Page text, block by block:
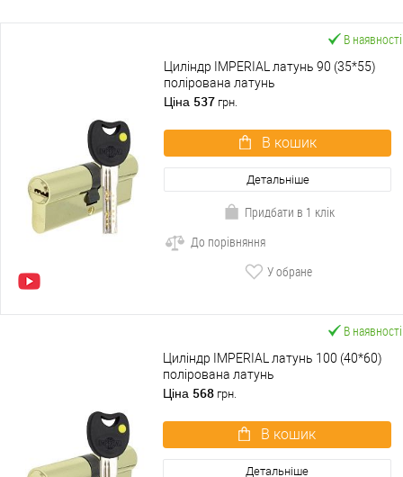
В наявності
Циліндр IMPERIAL латунь 90 (35*55)
полірована латунь
Ціна 537 грн.
В кошик
Детальніше
Придбати в 1 клік
До порівняння
У обране
В наявності
Циліндр IMPERIAL латунь 100 (40*60)
полірована латунь
Ціна 568 грн.
В кошик
Детальніше